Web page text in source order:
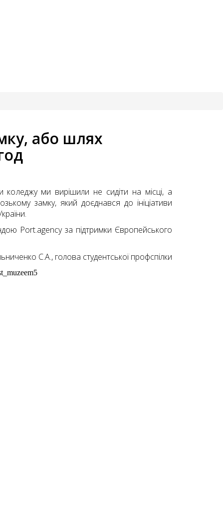
або шлях
коледжу ми вирішили не сидіти на місці, а
замку, який доєднався до ініціативи
Port.agency за підтримки Європейського
С.А., голова студентської профспілки